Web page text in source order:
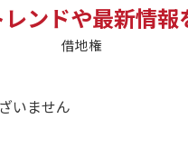
ンドや最新情報
借地権
いません